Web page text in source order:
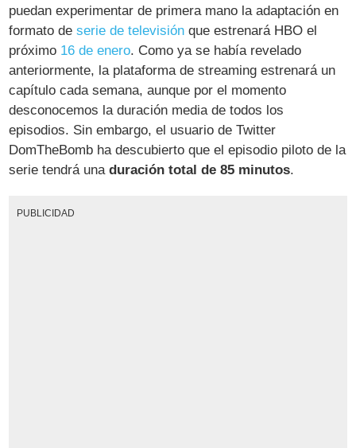
puedan experimentar de primera mano la adaptación en
formato deserie de televisión que estrenará HBO el
próximo 16 de enero. Como ya se había revelado
anteriormente, la plataforma de streaming estrenará un
capítulo cada semana, aunque por el momento
desconocemos la duración media de todos los
episodios. Sin embargo, el usuario de Twitter
DomTheBomb ha descubierto que el episodio piloto de la
serie tendrá unaduración total de 85 minutos.
PUBLICIDAD